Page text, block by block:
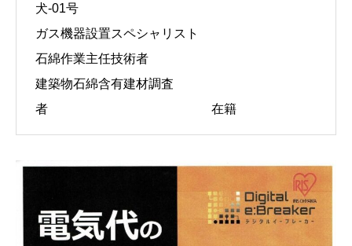
犬-01号
ガス機器設置スペシャリスト
石綿作業主任技術者
建築物石綿含有建材調査
者 在籍